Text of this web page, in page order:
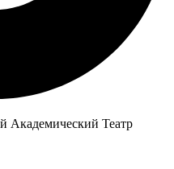
Академический Театр